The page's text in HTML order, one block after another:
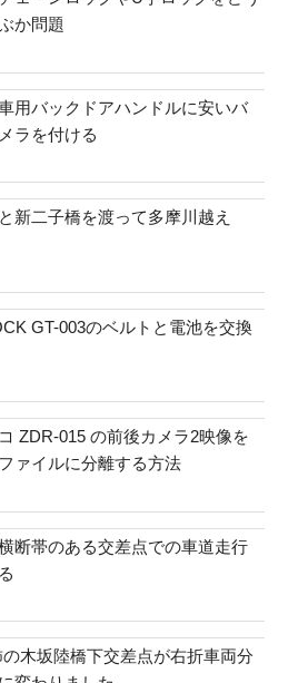
か問題
用バックドアハンドルに安いバ
ラを付ける
新二子橋を渡って多摩川越え
GT-003のベルトと電池を交換
ZDR-015 の前後カメラ2映像を
ァイルに分離する方法
断帯のある交差点での車道走行
木坂陸橋下交差点が右折車両分